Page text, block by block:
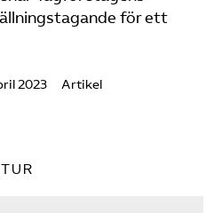
för ett
2023 Artikel